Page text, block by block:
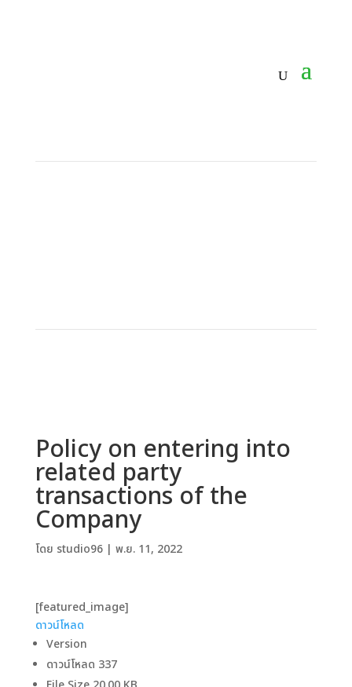
Policy on entering into
related party
transactions of the
Company
โดย studio96| พ.ย. 11, 2022
[featured_image]
ดาวน์โหลด
Version
ดาวน์โหลด 337